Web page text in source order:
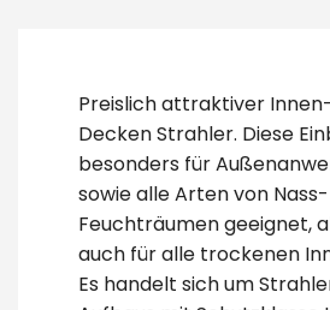
Preislich attraktiver
Decken Strahler. Diese
besonders für
sowie alle Arten von
Feuchträumen geeignet,
auch für alle trockenen
Es handelt sich um